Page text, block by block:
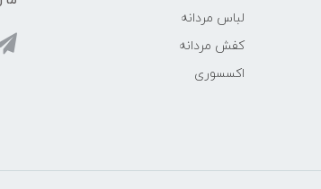
لباس مردانه
کفش مردانه
اکسسوری